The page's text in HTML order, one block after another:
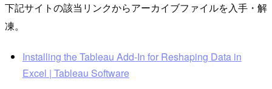
下記サイトの該当リンクからアーカイブファイルを入手・解
凍。
Installing the Tableau Add-In for Reshaping Data in
Excel | Tableau Software